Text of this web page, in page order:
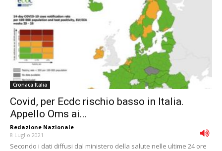
Cronaca Italia
Covid, per Ecdc rischio basso in Italia.
Appello Oms ai...
Redazione Nazionale -
8 Luglio 2021
Secondo i dati diffusi dal ministero della salute nelle ultime 24 ore